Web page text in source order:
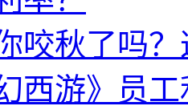
咬秋了吗
西游》员